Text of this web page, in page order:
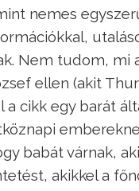
nemes
Nem tudom, mi
ellen (akit
cikk egy barát
babát várnak,
akikkel a